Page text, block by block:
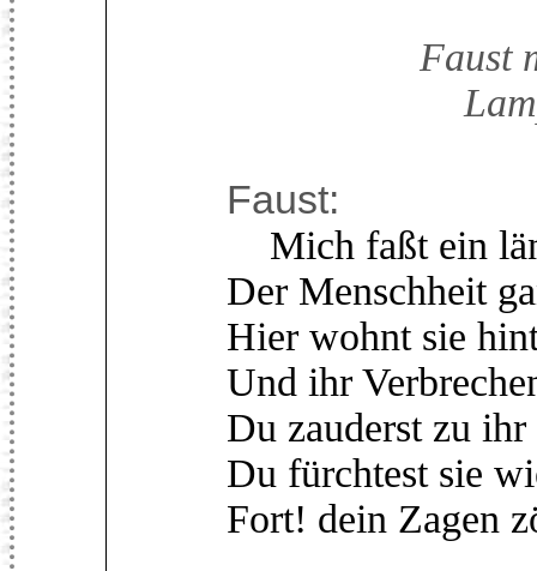
Faust
Faust:
Mich faßt ein
Der Menschheit
Hier wohnt sie
Und ihr
Du zauderst zu
Du fürchtest sie
Fort! dein Zagen